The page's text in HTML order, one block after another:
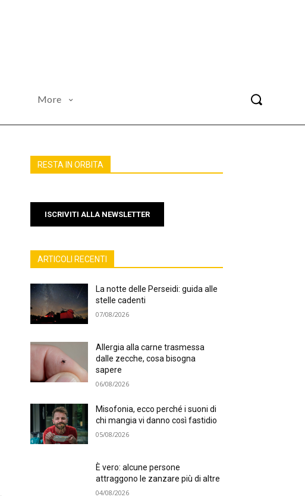
More
RESTA IN ORBITA
ISCRIVITI ALLA NEWSLETTER
ARTICOLI RECENTI
La notte delle Perseidi: guida alle
stelle cadenti
07/08/2026
Allergia alla carne trasmessa
dalle zecche, cosa bisogna
sapere
06/08/2026
Misofonia, ecco perché i suoni di
chi mangia vi danno così fastidio
05/08/2026
È vero: alcune persone
attraggono le zanzare più di altre
04/08/2026